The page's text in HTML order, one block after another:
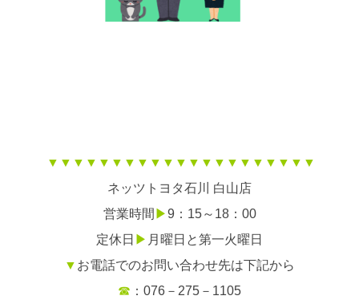
▼▼▼▼▼▼▼▼▼▼▼▼▼▼▼▼▼▼▼▼▼
ネッツトヨタ石川 白山店
営業時間 ▶9：15～18：00
定休日 ▶ 月曜日と第一火曜日
▼ お電話でのお問い合わせ先は下記から
☎ ：076－275－1105